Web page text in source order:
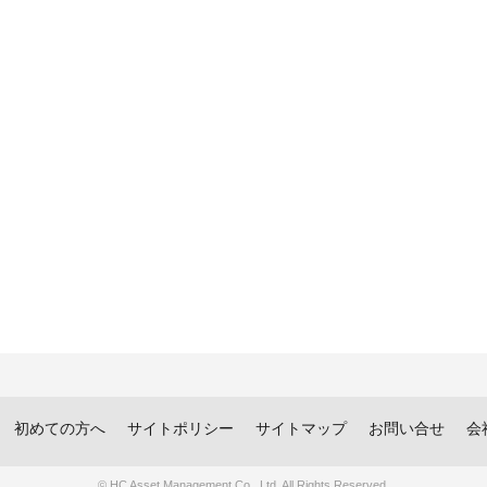
初めての方へ サイトポリシー サイトマップ お問い合せ 会